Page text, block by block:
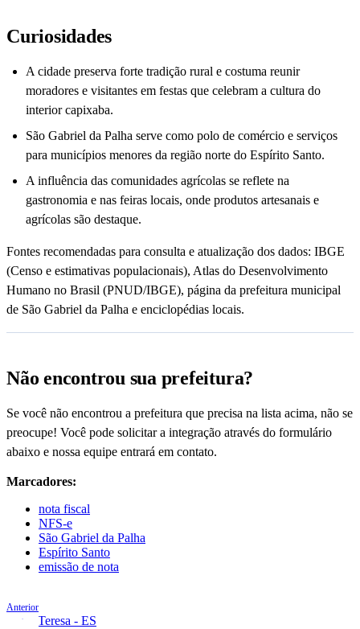
Curiosidades
A cidade preserva forte tradição rural e costuma reunir
moradores e visitantes em festas que celebram a cultura do
interior capixaba.
São Gabriel da Palha serve como polo de comércio e serviços
para municípios menores da região norte do Espírito Santo.
A influência das comunidades agrícolas se reflete na
gastronomia e nas feiras locais, onde produtos artesanais e
agrícolas são destaque.
Fontes recomendadas para consulta e atualização dos dados: IBGE
(Censo e estimativas populacionais), Atlas do Desenvolvimento
Humano no Brasil (PNUD/IBGE), página da prefeitura municipal
de São Gabriel da Palha e enciclopédias locais.
Não encontrou sua prefeitura?
Se você não encontrou a prefeitura que precisa na lista acima, não se
preocupe! Você pode solicitar a integração através do formulário
abaixo e nossa equipe entrará em contato.
Marcadores:
nota fiscal
NFS-e
São Gabriel da Palha
Espírito Santo
emissão de nota
Anterior
Santa Teresa - ES